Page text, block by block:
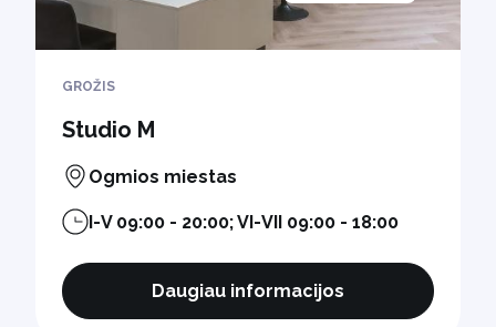
GROŽIS
Studio M
Ogmios miestas
I-V 09:00 - 20:00; VI-VII 09:00 - 18:00
Daugiau informacijos